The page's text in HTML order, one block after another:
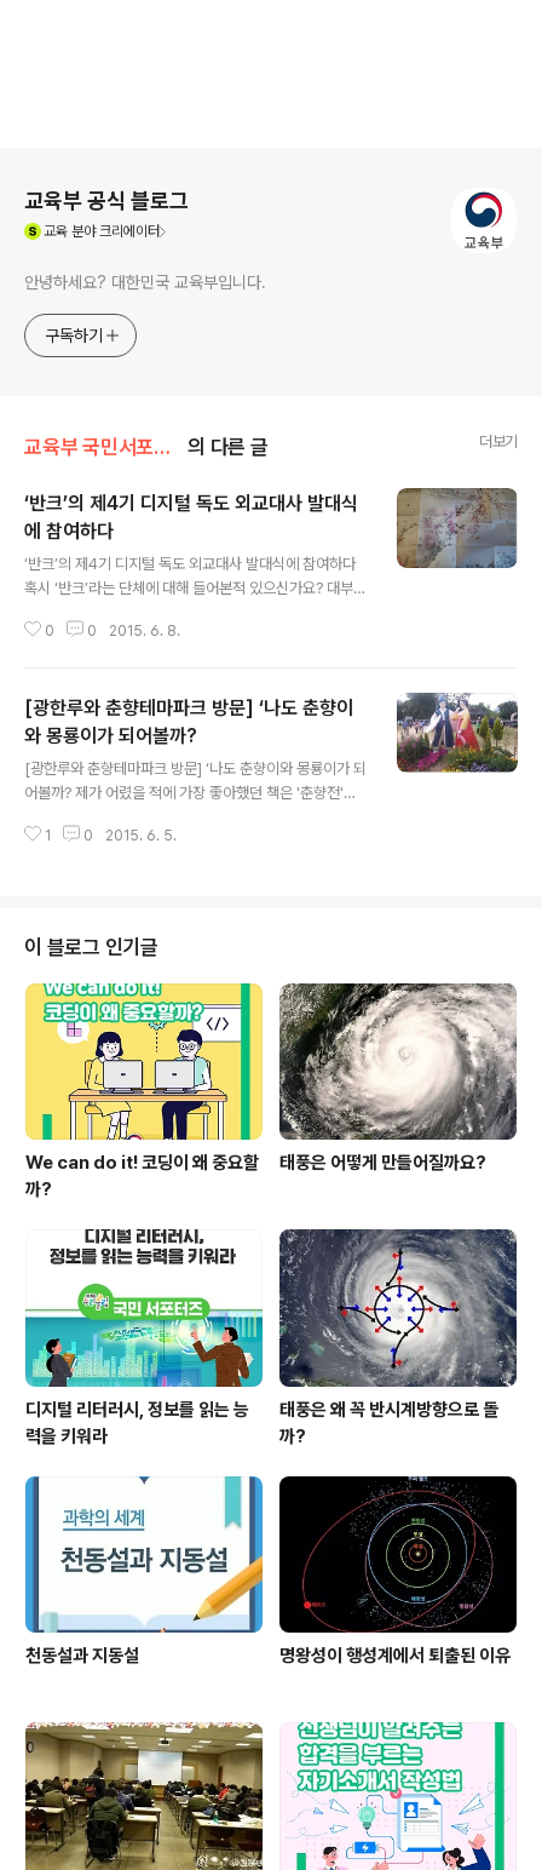
교육부 공식 블로그
교육분야 크리에이터
안녕하세요? 대한민국 교육부입니다.
구독하기
교육부 국민서포터즈 의 다른 글 더보기
‘반크’의 제4기 디지털 독도 외교대사 발대식
에 참여하다
‘반크’의 제4기 디지털 독도 외교대사 발대식에 참여하다
혹시 ‘반크’라는 단체에 대해 들어본적 있으신가요? 대부분
무엇을 하는 곳인지는 잘 모르는 경우가 많습니다. 반크를
자랑스럽게 만들기 위한 모든 분야에서 노력하고 있습니
다. 지난 5월16일 서울역사박물관에서 열린 ‘제4기 디지
털 독도 외교대사’ 발대식을 통해 반크가 하고 있는 노력들
을 비록 일부분이지만 생생하게 전달해보고자 합니다. ‘제
사를 통해 뽑은 100명이 참여했습니다. 3인 이하 팀으로
0 0 2015. 6. 8.
[광한루와 춘향테마파크 방문] ‘나도 춘향이
와 몽룡이가 되어볼까?
[광한루와 춘향테마파크 방문] ‘나도 춘향이와 몽룡이가 되
어볼까? 제가 어렸을 적에 가장 좋아했던 책은 '춘향전'이
춘향이는 예쁘고 심성이 고와 전래 이야기 속에 등장하는
나오는 가상 인물인 줄로만 알았던 성춘향과 이몽룡이 실
존 인물을 모티브로 했다는 사실을 아시나요? 아직 정확한
내용이 확인된 것은 아니지만 충분히 그럴 가능성이 높은
역사적 기록들이 등장하고 있어 흥미를 끌고 있답니다. 저
는 실존 인물을 모티브로 했을지도 모를 춘향전의 생생한
배경이 되고 있는 남원을 다녀왔는데요, ..
1 0 2015. 6. 5.
이 블로그 인기글
We can do it! 코딩이 왜 중요할
까?
태풍은 어떻게 만들어질까요?
디지털 리터러시, 정보를 읽는 능
력을 키워라
태풍은 왜 꼭 반시계방향으로 돌
까?
천동설과 지동설 명왕성이 행성계에서 퇴출된 이유